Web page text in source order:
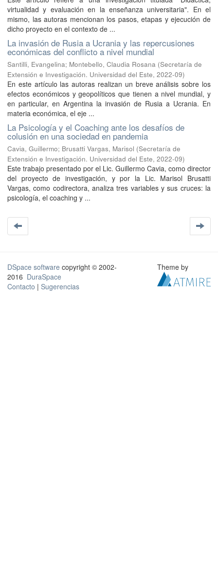
virtualidad y evaluación en la enseñanza universitaria". En el
mismo, las autoras mencionan los pasos, etapas y ejecución de
dicho proyecto en el contexto de ...
La invasión de Rusia a Ucrania y las repercusiones
económicas del conflicto a nivel mundial
Santilli, Evangelina; Montebello, Claudia Rosana (Secretaría de
Extensión e Investigación. Universidad del Este, 2022-09)
En este artículo las autoras realizan un breve análisis sobre los
efectos económicos y geopolíticos que tienen a nivel mundial, y
en particular, en Argentina la invasión de Rusia a Ucrania. En
materia económica, el eje ...
La Psicología y el Coaching ante los desafíos de
colusión en una sociedad en pandemia
Cavia, Guillermo; Brusatti Vargas, Marisol (Secretaría de
Extensión e Investigación. Universidad del Este, 2022-09)
Este trabajo presentado por el Lic. Guillermo Cavia, como director
del proyecto de investigación, y por la Lic. Marisol Brusatti
Vargas, como codirectora, analiza tres variables y sus cruces: la
psicología, el coaching y ...
DSpace software copyright © 2002-
2016 DuraSpace
Contacto | Sugerencias
Theme by